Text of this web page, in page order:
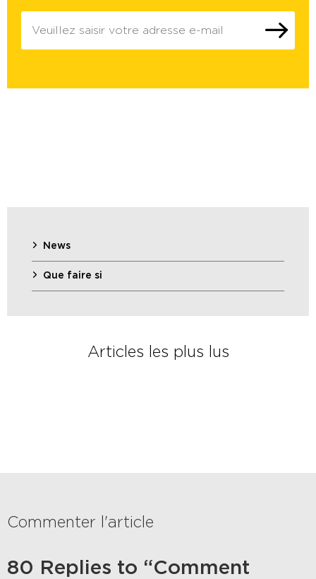
News
Que faire si
Articles les plus lus
Commenter l'article
80 Replies to “Comment